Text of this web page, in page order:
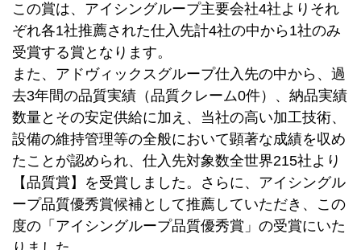
この賞は、アイシングループ主要会社4社よりそれ
ぞれ各1社推薦された仕入先計4社の中から1社のみ
受賞する賞となります。
また、アドヴィックスグループ仕入先の中から、過
去3年間の品質実績（品質クレーム0件）、納品実績
数量とその安定供給に加え、当社の高い加工技術、
設備の維持管理等の全般において顕著な成績を収め
たことが認められ、仕入先対象数全世界215社より
【品質賞】を受賞しました。さらに、アイシングル
ープ品質優秀賞候補として推薦していただき、この
度の「アイシングループ品質優秀賞」の受賞にいた